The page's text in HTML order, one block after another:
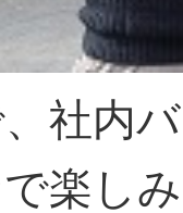
社内
楽し